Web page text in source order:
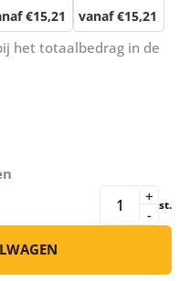
€15,21 vanaf €15,21
het totaalbedrag in de
-
+ st.